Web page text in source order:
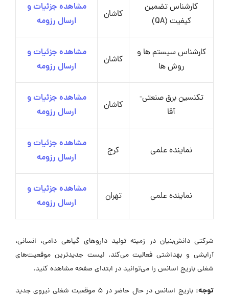
کارشناس تضمین
کیفیت (QA)
کاشان
مشاهده جزئیات و
ارسال رزومه
کارشناس سیستم ها و
روش ها
کاشان
مشاهده جزئیات و
ارسال رزومه
تکنسین برق صنعتی-
آقا
کاشان
مشاهده جزئیات و
ارسال رزومه
نماینده علمی کرج
مشاهده جزئیات و
ارسال رزومه
نماینده علمی تهران
مشاهده جزئیات و
ارسال رزومه
شرکتی دانش‌بنیان در زمینه تولید داروهای گیاهی دامی، انسانی،
آرایشی و بهداشتی فعالیت می‌کند. لیست جدیدترین موقعیت‌های
شغلی باریج اسانس را می‌توانید در ابتدای صفحه مشاهده کنید.
توجه:
باریج اسانس در حال حاضر در ۵ موقعیت شغلی نیروی جدید